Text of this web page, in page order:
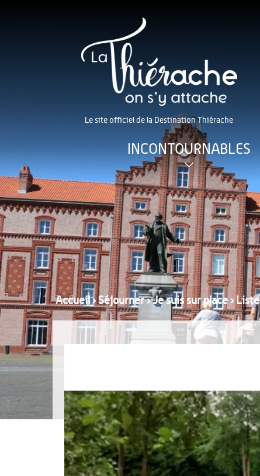
Le site officiel de la Destination Thiérache
INCONTOURNABLES
Accueil›Séjourner›Je suis sur place›Liste